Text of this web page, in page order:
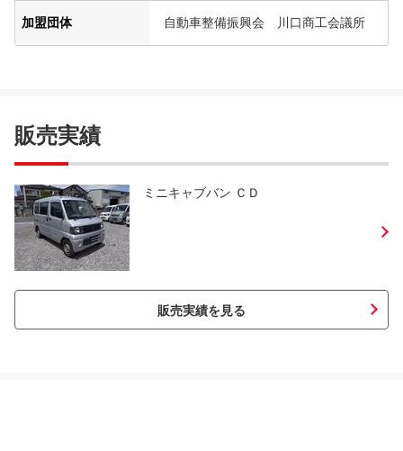
加盟団体 自動車整備振興会 川口商工会議所
販売実績
ミニキャブバン ＣＤ
販売実績を見る